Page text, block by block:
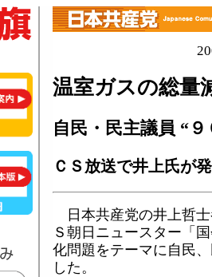
温室ガスの総量
自民・民主議員 “
ＣＳ放送で井上氏が
日本共産党の井上哲
Ｓ朝日ニュースター「
化問題をテーマに自民
した。